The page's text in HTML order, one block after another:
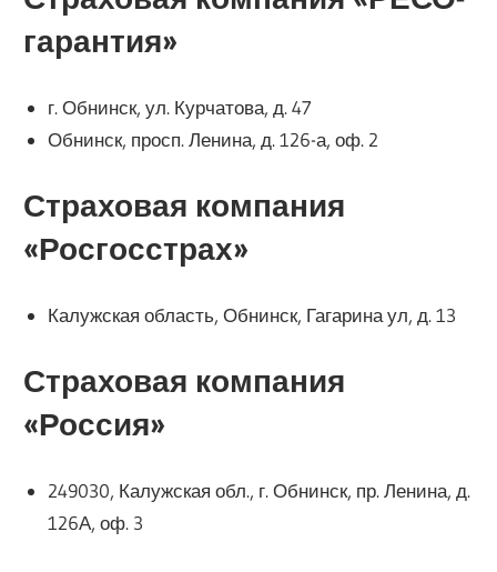
гарантия»
г. Обнинск, ул. Курчатова, д. 47
Обнинск, просп. Ленина, д. 126-а, оф. 2
Страховая компания
«Росгосстрах»
Калужская область, Обнинск, Гагарина ул, д. 13
Страховая компания
«Россия»
249030, Калужская обл., г. Обнинск, пр. Ленина, д.
126А, оф. 3